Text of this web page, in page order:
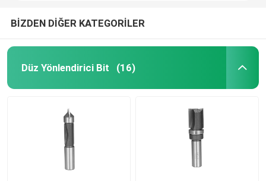
HSS Yönlendirici Bit
Karbür Ekleme Aletleri
Yekpare Karbür Spiral Kesiciler
BİZDEN DİĞER KATEGORİLER
Düz Yönlendirici Bit (16)